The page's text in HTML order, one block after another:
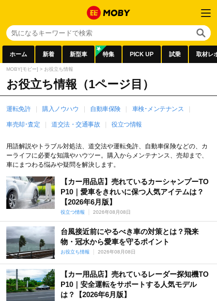
ホーム 新着 新型車 特集 PICK UP 試乗 取材レ
MOBY[モビー] > お役立ち情報
お役立ち情報（1ページ目）
運転免許 購入ノウハウ 自動車保険 車検･メンテナンス
車売却･査定 道交法・交通事故 役立つ情報
用語解説やトラブル対処法、道交法や運転免許、自動車保険などの、カ
ーライフに必要な知識やハウツー。購入からメンテナンス、売却まで、
車にまつわる悩みや疑問を解決します。
【カー用品店】売れているカーシャンプーTO
P10｜愛車をきれいに保つ人気アイテムは？
【2026年6月版】
役立つ情報 2026年08月08日
台風接近前にやるべき車の対策とは？飛来
物・冠水から愛車を守るポイント
お役立ち情報 2026年08月08日
【カー用品店】売れているレーダー探知機TO
P10｜安全運転をサポートする人気モデル
は？【2026年6月版】